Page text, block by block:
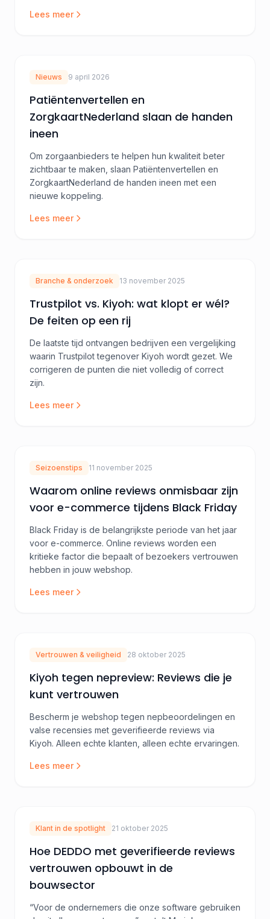
Lees meer
Nieuws 9 april 2026
Patiëntenvertellen en
ZorgkaartNederland slaan de handen
ineen
Om zorgaanbieders te helpen hun kwaliteit beter
zichtbaar te maken, slaan Patiëntenvertellen en
ZorgkaartNederland de handen ineen met een
nieuwe koppeling.
Lees meer
Branche & onderzoek 13 november 2025
Trustpilot vs. Kiyoh: wat klopt er wél?
De feiten op een rij
De laatste tijd ontvangen bedrijven een vergelijking
waarin Trustpilot tegenover Kiyoh wordt gezet. We
corrigeren de punten die niet volledig of correct
zijn.
Lees meer
Seizoenstips 11 november 2025
Waarom online reviews onmisbaar zijn
voor e-commerce tijdens Black Friday
Black Friday is de belangrijkste periode van het jaar
voor e-commerce. Online reviews worden een
kritieke factor die bepaalt of bezoekers vertrouwen
hebben in jouw webshop.
Lees meer
Vertrouwen & veiligheid 28 oktober 2025
Kiyoh tegen nepreview: Reviews die je
kunt vertrouwen
Bescherm je webshop tegen nepbeoordelingen en
valse recensies met geverifieerde reviews via
Kiyoh. Alleen echte klanten, alleen echte ervaringen.
Lees meer
Klant in de spotlight 21 oktober 2025
Hoe DEDDO met geverifieerde reviews
vertrouwen opbouwt in de
bouwsector
“Voor de ondernemers die onze software gebruiken